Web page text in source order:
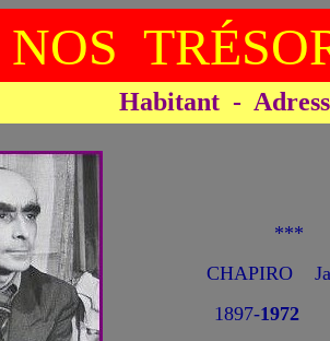
NOS
Habitant -
***
CHAPIRO
1897-1972